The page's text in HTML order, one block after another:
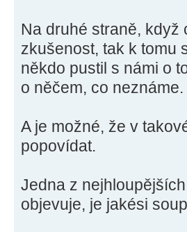
Na druhé straně, když
zkušenost, tak k tomu
někdo pustil s námi o
o něčem, co neznáme.
A je možné, že v
popovídat.
Jedna z
objevuje, je jakési